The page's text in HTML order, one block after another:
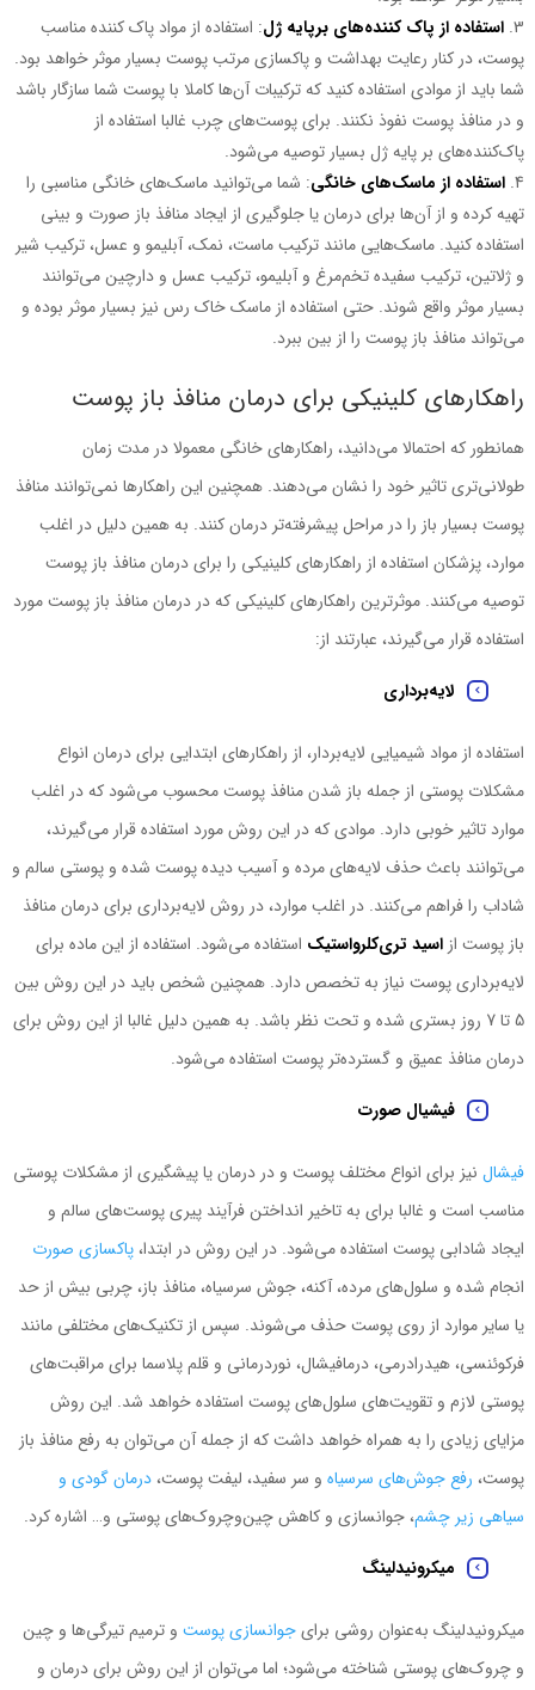
استفاده از پاک ‌کننده‌های برپایه ژل: استفاده از مواد پاک‌ کننده مناسب
پوست، در کنار رعایت بهداشت و پاکسازی مرتب پوست بسیار موثر خواهد بود.
شما باید از موادی استفاده کنید که ترکیبات آن‌ها کاملا با پوست شما سازگار باشد
و در منافذ پوست نفوذ نکنند. برای پوست‌های چرب غالبا استفاده از
پاک‌کننده‌های بر پایه ژل بسیار توصیه ‌می‌شود.
استفاده از ماسک‌های خانگی: شما ‌می‌توانید ماسک‌های خانگی مناسبی را
تهیه کرده و از آن‌ها برای درمان یا جلوگیری از ایجاد منافذ باز صورت و بینی
استفاده کنید. ماسک‌هایی مانند ترکیب ماست، نمک، آبلیمو و عسل، ترکیب شیر
و ژلاتین، ترکیب سفیده تخم‌مرغ و آبلیمو، ترکیب عسل و دارچین ‌می‌توانند
بسیار موثر واقع شوند. حتی استفاده از ماسک خاک رس نیز بسیار موثر بوده و
‌می‌تواند منافذ باز پوست را از بین ببرد.
راهکارهای کلینیکی برای درمان منافذ باز پوست
همانطور که احتمالا ‌می‌دانید، راهکارهای خانگی معمولا در مدت ‌زمان
طولانی‌تری تاثیر خود را نشان ‌می‌دهند. همچنین این راهکارها نمی‌توانند منافذ
پوست بسیار باز را در مراحل پیشرفته‌تر درمان کنند. به همین دلیل در اغلب
موارد، پزشکان استفاده از راهکارهای کلینیکی را برای درمان منافذ باز پوست
توصیه ‌می‌کنند. موثرترین راهکارهای کلینیکی که در درمان منافذ باز پوست مورد
استفاده قرار ‌می‌گیرند، عبارتند از:
لایه‌برداری
استفاده از مواد شیمیایی لایه‌بردار، از راهکارهای ابتدایی برای درمان انواع
مشکلات پوستی از جمله باز شدن منافذ پوست محسوب ‌می‌شود که در اغلب
موارد تاثیر خوبی دارد. موادی که در این روش مورد استفاده قرار ‌می‌گیرند،
‌می‌توانند باعث حذف لایه‌های مرده و آسیب ‌دیده پوست شده و پوستی سالم و
شاداب را فراهم ‌می‌کنند. در اغلب موارد، در روش لایه‌برداری برای درمان منافذ
باز پوست از اسید تری‌کلرواستیک استفاده ‌می‌شود. استفاده از این ماده برای
لایه‌برداری پوست نیاز به تخصص دارد. همچنین شخص باید در این روش بین
5 تا 7 روز بستری شده و تحت نظر باشد. به همین دلیل غالبا از این روش برای
درمان منافذ عمیق و گسترده‌تر پوست استفاده ‌می‌شود.
فیشیال صورت
فیشال نیز برای انواع مختلف پوست و در درمان یا پیشگیری از مشکلات پوستی
مناسب است و غالبا برای به تاخیر انداختن فرآیند پیری پوست‌های سالم و
ایجاد شادابی پوست استفاده می‌شود. در این روش در ابتدا،پاکسازی صورت
انجام شده و سلول‌های مرده، آکنه، جوش سرسیاه، منافذ باز، چربی بیش ‌از حد
یا سایر موارد از روی پوست حذف ‌می‌شوند. سپس از تکنیک‌های مختلفی مانند
فرکوئنسی، هیدرادرمی، درمافیشال، نوردرمانی و قلم پلاسما برای مراقبت‌های
پوستی لازم و تقویت‌های سلول‌های پوست استفاده خواهد شد. این روش
مزایای زیادی را به همراه خواهد داشت که از جمله آن ‌می‌توان به رفع منافذ باز
پوست، رفع جوش‌های سرسیاه و سر سفید، لیفت پوست،درمان گودی و
سیاهی زیر چشم، جوانسازی و کاهش چین‌وچروک‌های پوستی و… اشاره کرد.
میکرونیدلینگ
میکرونیدلینگ به‌عنوان روشی برایجوانسازی پوست و ترمیم تیرگی‌ها و چین
و چروک‌های پوستی شناخته ‌می‌شود؛ اما ‌می‌توان از این روش برای درمان و